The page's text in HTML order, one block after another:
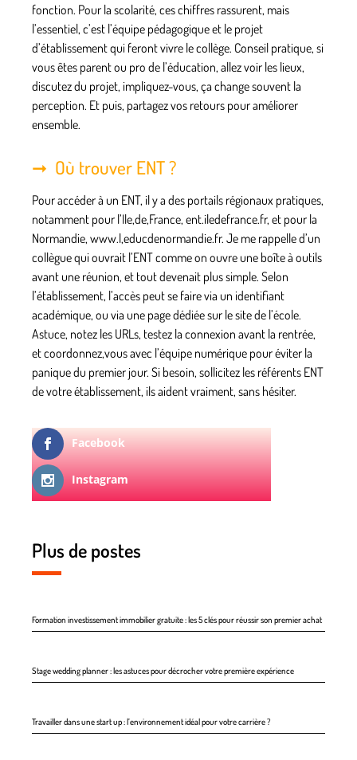
fonction. Pour la scolarité, ces chiffres rassurent, mais
l’essentiel, c’est l’équipe pédagogique et le projet
d’établissement qui feront vivre le collège. Conseil pratique, si
vous êtes parent ou pro de l’éducation, allez voir les lieux,
discutez du projet, impliquez-vous, ça change souvent la
perception. Et puis, partagez vos retours pour améliorer
ensemble.
Où trouver ENT ?
Pour accéder à un ENT, il y a des portails régionaux pratiques,
notamment pour l’Ile,de,France, ent.iledefrance.fr, et pour la
Normandie, www.l,educdenormandie.fr. Je me rappelle d’un
collègue qui ouvrait l’ENT comme on ouvre une boîte à outils
avant une réunion, et tout devenait plus simple. Selon
l’établissement, l’accès peut se faire via un identifiant
académique, ou via une page dédiée sur le site de l’école.
Astuce, notez les URLs, testez la connexion avant la rentrée,
et coordonnez,vous avec l’équipe numérique pour éviter la
panique du premier jour. Si besoin, sollicitez les référents ENT
de votre établissement, ils aident vraiment, sans hésiter.
Facebook
Instagram
Plus de postes
Formation investissement immobilier gratuite : les 5 clés pour réussir son premier achat
Stage wedding planner : les astuces pour décrocher votre première expérience
Travailler dans une start up : l’environnement idéal pour votre carrière ?